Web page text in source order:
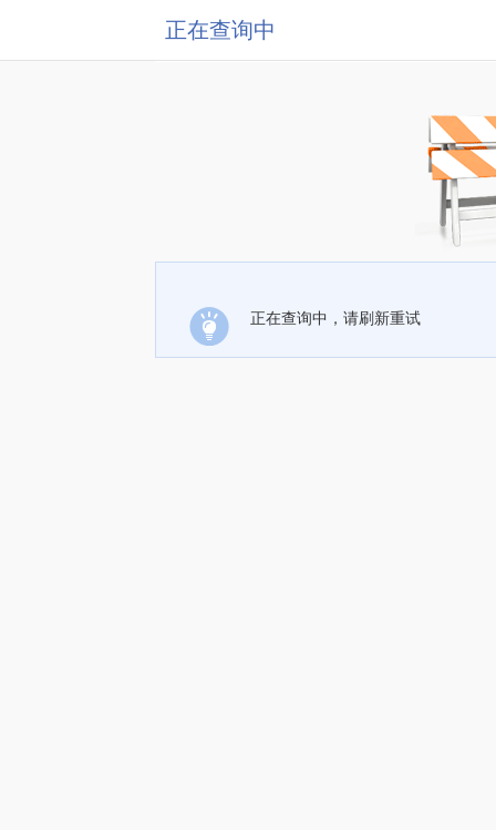
正在查询中
正在查询中，请刷新重试